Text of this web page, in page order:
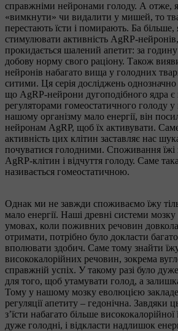
справжніми нейронами голоду. А отже,
«вимкнути» чи видалити у мишей, то
перестають їсти і помирають. Ба
стимулювати активність AgRP-
прокидається шалений апетит: за
добову норму свого раціону. Також
нейронів набагато вища у голодних
ситими. Ця серія досліджень
що AgRP-нейрони дугоподібного ядра
регуляторами гомеостатичного голоду
нашому організму мало енергії, він
нейронам AgRP, щоб їх активувати.
активність цих клітин заставляє нас
почуватися голодними. Споживання їжі
AgRP-клітин і відчуття голоду. Саме
називається гомеостатичною.
Однак ми не завжди споживаємо їжу
мало енергії. Наші древні системи
умовах, коли поживних речовин
отримати, потрібно було докласти
вполювати здобич. Саме тому знайти
висококалорійних речовин, зокрема
справжній успіх. У такому разі було
для того, щоб утамувати голод, а
Тому у нашому мозку еволюцією
регуляції апетиту – гедонічна.
з’їсти набагато більше
дуже голодні, і відкласти надлишок